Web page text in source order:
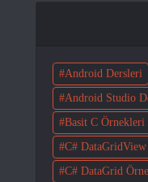
Android Dersleri
Android Studio
Basit C Örnekleri
C#
C# DataGrid